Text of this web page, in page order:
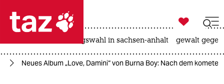
 taz zahl ich
taz zahl ich

taz zahl ich
landtagswahl in sachsen-anhalt gewalt
Neues Album „Love, Damini“ von Burna Boy: Nach dem